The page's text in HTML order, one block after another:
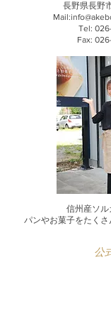
長野県長野
Mail:
Tel:
Fax:
信州産ソル
パンやお菓子をたくさ
公